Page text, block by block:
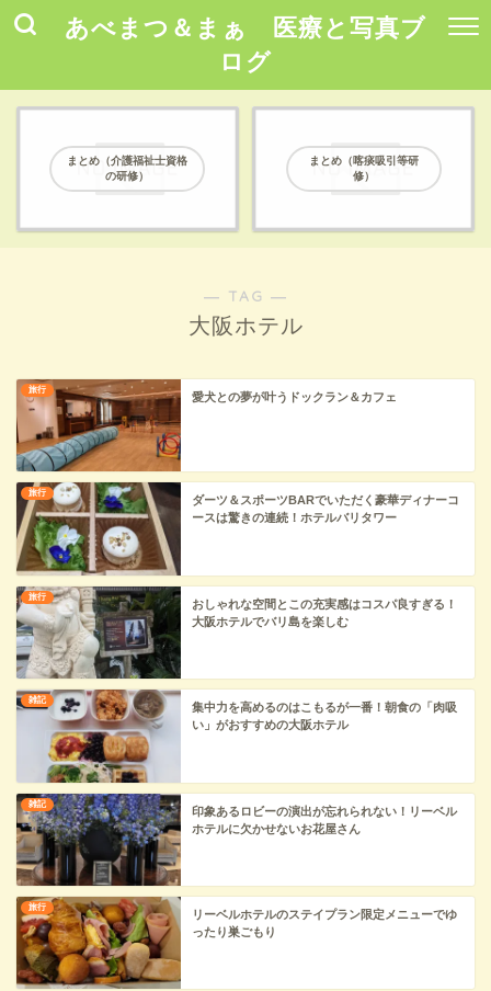
あべまつ＆まぁ 医療と写真ブ
ログ
まとめ（介護福祉士資格
の研修）
まとめ（喀痰吸引等研
修）
― TAG ―
大阪ホテル
旅行
愛犬との夢が叶うドックラン＆カフェ
旅行
ダーツ＆スポーツBARでいただく豪華ディナーコ
ースは驚きの連続！ホテルバリタワー
旅行
おしゃれな空間とこの充実感はコスパ良すぎる！
大阪ホテルでバリ島を楽しむ
雑記
集中力を高めるのはこもるが一番！朝食の「肉吸
い」がおすすめの大阪ホテル
雑記
印象あるロビーの演出が忘れられない！リーベル
ホテルに欠かせないお花屋さん
旅行
リーベルホテルのステイプラン限定メニューでゆ
ったり巣ごもり